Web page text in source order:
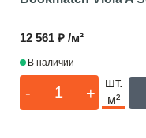
12 561 ₽ /м²
В наличии
- +
шт.
м²